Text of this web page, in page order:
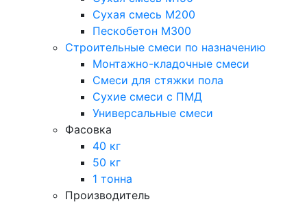
Сухая смесь М200
Пескобетон М300
Строительные смеси по назначению
Монтажно-кладочные смеси
Смеси для стяжки пола
Сухие смеси с ПМД
Универсальные смеси
Фасовка
40 кг
50 кг
1 тонна
Производитель